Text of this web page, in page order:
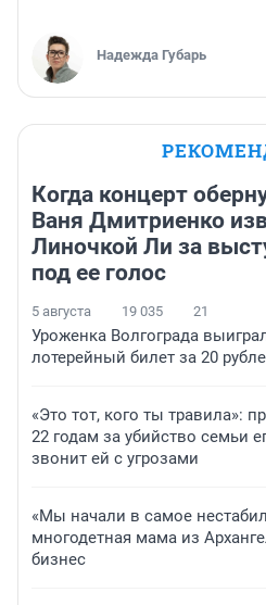
Надежда Губарь
Когда концерт
Ваня Дмитриенко
Линочкой Ли за
под ее голос
5 августа 19 035 21
Уроженка Волгограда
лотерейный билет за 20
«Это тот, кого ты травила»:
22 годам за убийство семьи
звонит ей с угрозами
«Мы начали в самое
многодетная мама из
бизнес